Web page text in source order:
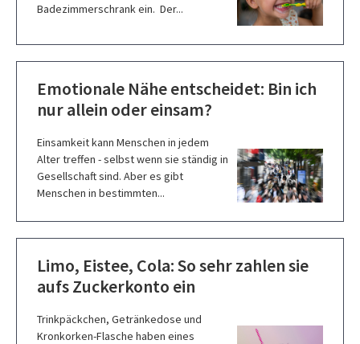
Badezimmerschrank ein. Der...
Emotionale Nähe entscheidet: Bin ich
nur allein oder einsam?
Einsamkeit kann Menschen in jedem
Alter treffen - selbst wenn sie ständig in
Gesellschaft sind. Aber es gibt
Menschen in bestimmten...
Limo, Eistee, Cola: So sehr zahlen sie
aufs Zuckerkonto ein
Trinkpäckchen, Getränkedose und
Kronkorken-Flasche haben eines